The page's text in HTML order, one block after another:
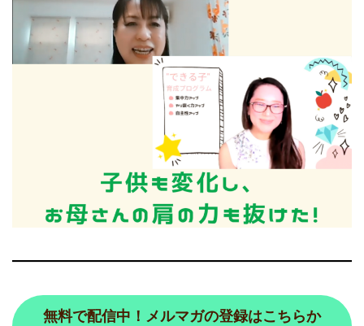
無料で配信中！メルマガの登録はこちらか